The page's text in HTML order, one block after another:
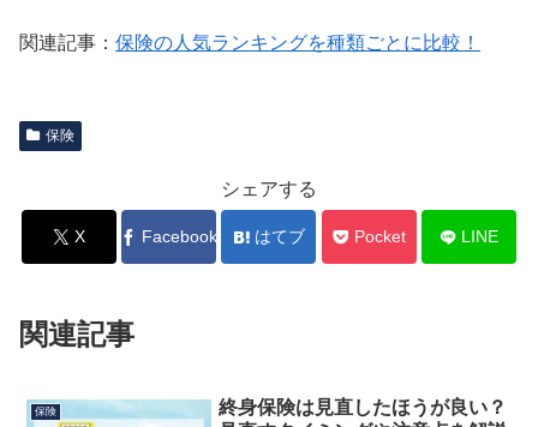
関連記事： 保険の人気ランキングを種類ごとに比較！
保険
シェアする
X Facebook はてブ Pocket LINE
関連記事
保険
終身保険は見直したほうが良い？